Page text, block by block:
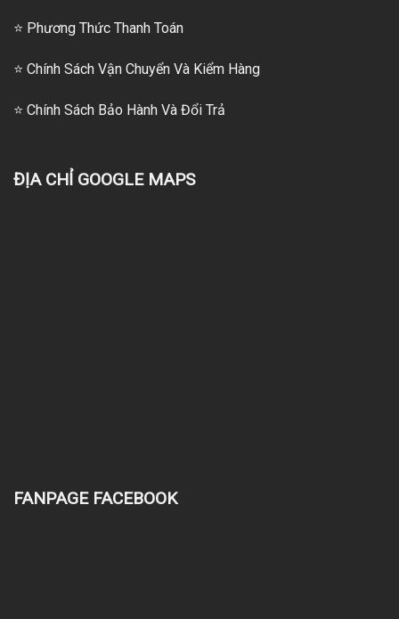
⭐ Phương Thức Thanh Toán
⭐ Chính Sách Vận Chuyển Và Kiểm Hàng
⭐ Chính Sách Bảo Hành Và Đổi Trả
ĐỊA CHỈ GOOGLE MAPS
FANPAGE FACEBOOK